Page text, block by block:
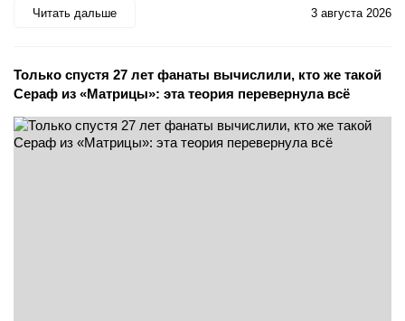
Читать дальше 3 августа 2026
Только спустя 27 лет фанаты вычислили, кто же такой
Сераф из «Матрицы»: эта теория перевернула всё